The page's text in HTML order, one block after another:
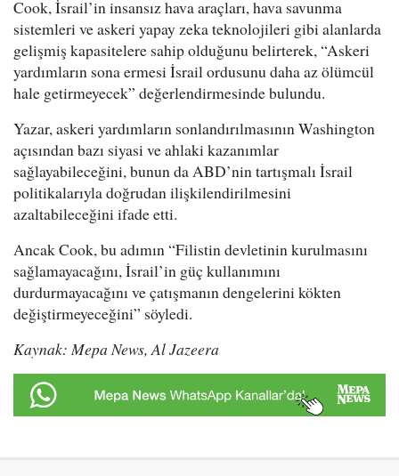
Cook, İsrail’in insansız hava araçları, hava savunma
sistemleri ve askeri yapay zeka teknolojileri gibi alanlarda
gelişmiş kapasitelere sahip olduğunu belirterek, “Askeri
yardımların sona ermesi İsrail ordusunu daha az ölümcül
hale getirmeyecek” değerlendirmesinde bulundu.
Yazar, askeri yardımların sonlandırılmasının Washington
açısından bazı siyasi ve ahlaki kazanımlar
sağlayabileceğini, bunun da ABD’nin tartışmalı İsrail
politikalarıyla doğrudan ilişkilendirilmesini
azaltabileceğini ifade etti.
Ancak Cook, bu adımın “Filistin devletinin kurulmasını
sağlamayacağını, İsrail’in güç kullanımını
durdurmayacağını ve çatışmanın dengelerini kökten
değiştirmeyeceğini” söyledi.
Kaynak: Mepa News, Al Jazeera